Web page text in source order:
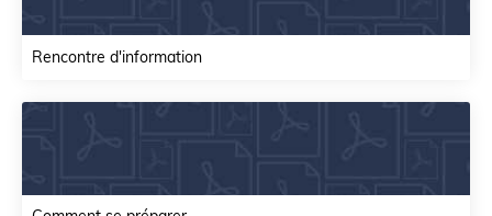
Rencontre d'information